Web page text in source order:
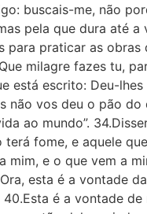
buscais-me, não
pela que dura até
praticar as
milagre fazes tu,
está escrito: Deu-
não vos deu o pão
ao mundo”.
fome, e aquele
mim, e o que vem a
esta é a vontade
é a vontade